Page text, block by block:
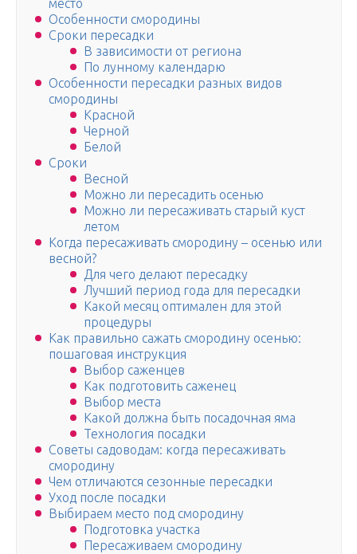
место
Особенности смородины
Сроки пересадки
В зависимости от региона
По лунному календарю
Особенности пересадки разных видов
смородины
Красной
Черной
Белой
Сроки
Весной
Можно ли пересадить осенью
Можно ли пересаживать старый куст
летом
Когда пересаживать смородину – осенью или
весной?
Для чего делают пересадку
Лучший период года для пересадки
Какой месяц оптимален для этой
процедуры
Как правильно сажать смородину осенью:
пошаговая инструкция
Выбор саженцев
Как подготовить саженец
Выбор места
Какой должна быть посадочная яма
Технология посадки
Советы садоводам: когда пересаживать
смородину
Чем отличаются сезонные пересадки
Уход после посадки
Выбираем место под смородину
Подготовка участка
Пересаживаем смородину